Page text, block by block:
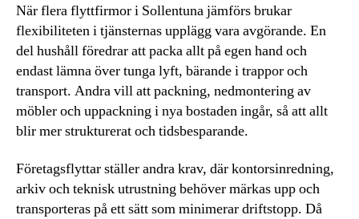
När flera flyttfirmor i Sollentuna jämförs brukar
flexibiliteten i tjänsternas upplägg vara avgörande. En
del hushåll föredrar att packa allt på egen hand och
endast lämna över tunga lyft, bärande i trappor och
transport. Andra vill att packning, nedmontering av
möbler och uppackning i nya bostaden ingår, så att allt
blir mer strukturerat och tidsbesparande.
Företagsflyttar ställer andra krav, där kontorsinredning,
arkiv och teknisk utrustning behöver märkas upp och
transporteras på ett sätt som minimerar driftstopp. Då